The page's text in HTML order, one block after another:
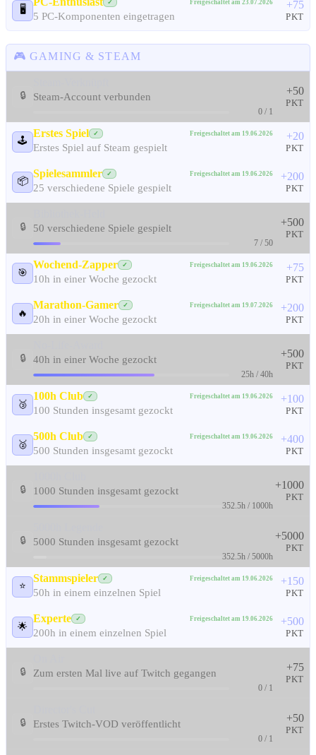
🖥️
✓ Freigeschaltet am 23.07.2026
5 PC-Komponenten eingetragen
+75
PKT
🎮 GAMING & STEAM
🔒 Steam-Account verbunden
0 / 1
+50
PKT
🕹️
Erstes Spiel ✓ Freigeschaltet am 19.06.2026
Erstes Spiel auf Steam gespielt
+20
PKT
📦
Spielesammler ✓ Freigeschaltet am 19.06.2026
25 verschiedene Spiele gespielt
+200
PKT
🔒 50 verschiedene Spiele gespielt
7 / 50
+500
PKT
🎯
Wochend-Zapper ✓ Freigeschaltet am 19.06.2026
10h in einer Woche gezockt
+75
PKT
🔥
Marathon-Gamer ✓ Freigeschaltet am 19.07.2026
20h in einer Woche gezockt
+200
PKT
🔒 40h in einer Woche gezockt
25h / 40h
+500
PKT
🥉
100h Club ✓ Freigeschaltet am 19.06.2026
100 Stunden insgesamt gezockt
+100
PKT
🥈
500h Club ✓ Freigeschaltet am 19.06.2026
500 Stunden insgesamt gezockt
+400
PKT
🔒 1000 Stunden insgesamt gezockt
352.5h / 1000h
+1000
PKT
🔒 5000 Stunden insgesamt gezockt
352.5h / 5000h
+5000
PKT
⭐
Stammspieler ✓ Freigeschaltet am 19.06.2026
50h in einem einzelnen Spiel
+150
PKT
🌟
Experte ✓ Freigeschaltet am 19.06.2026
200h in einem einzelnen Spiel
+500
PKT
🔒 Zum ersten Mal live auf Twitch gegangen
0 / 1
+75
PKT
🔒 Erstes Twitch-VOD veröffentlicht
0 / 1
+50
PKT